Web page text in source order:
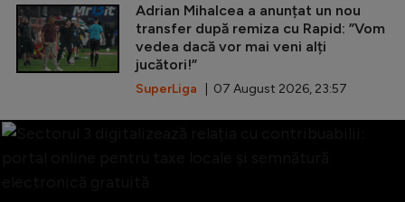
Adrian Mihalcea a anunțat un nou
transfer după remiza cu Rapid: ”Vom
vedea dacă vor mai veni alți
jucători!”
SuperLiga | 07 August 2026, 23:57